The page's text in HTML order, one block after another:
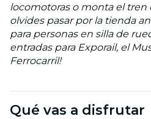
locomotoras o monta el tren
olvides pasar por la tienda
para personas en silla de
entradas para Exporail, el
Ferrocarril!
Qué vas a disfrutar